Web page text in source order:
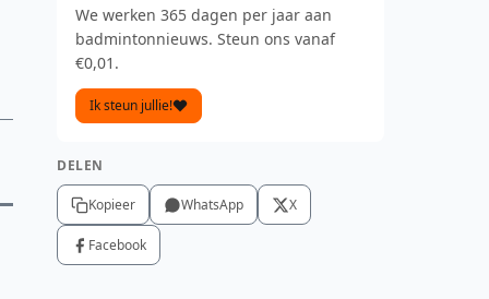
We werken 365 dagen per jaar aan
badmintonnieuws. Steun ons vanaf
€0,01.
Ik steun jullie!
DELEN
Kopieer WhatsApp X
Facebook